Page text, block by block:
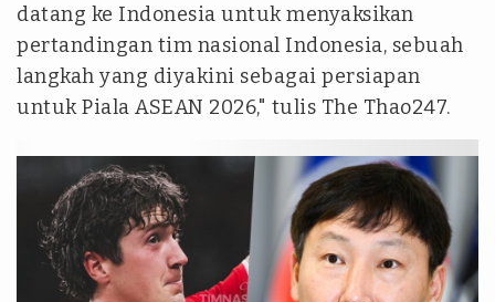
datang ke Indonesia untuk menyaksikan
pertandingan tim nasional Indonesia, sebuah
langkah yang diyakini sebagai persiapan
untuk Piala ASEAN 2026," tulis The Thao247.